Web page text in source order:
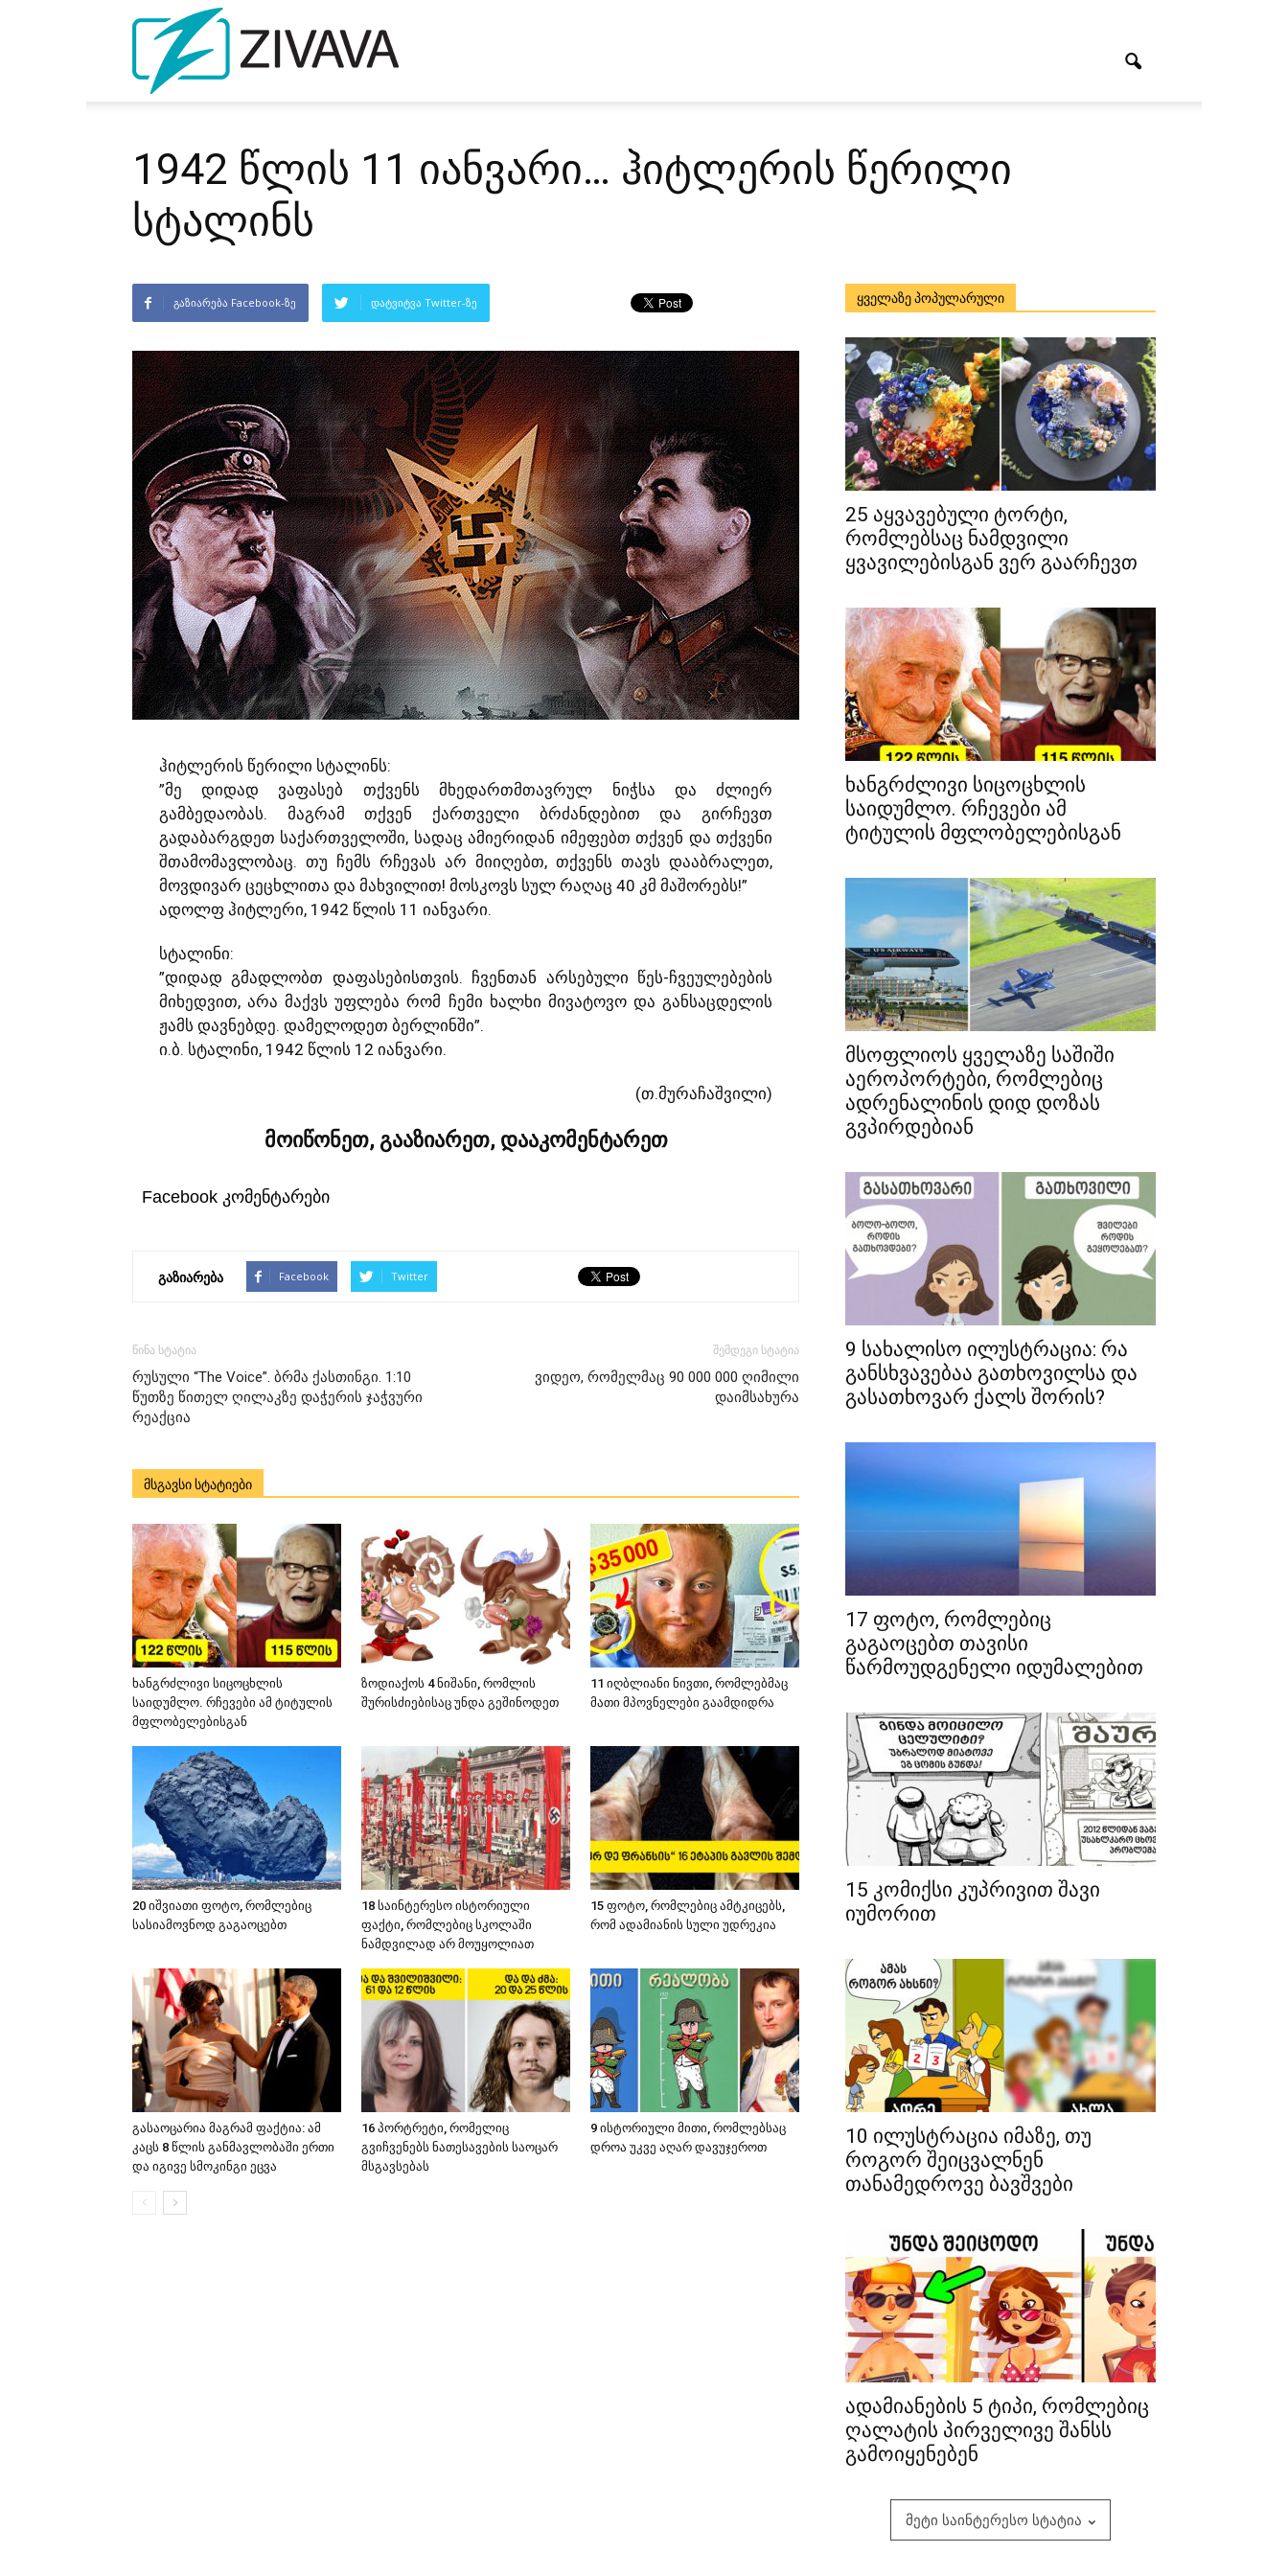
1942 წლის 11 იანვარი… ჰიტლერის წერილი
სტალინს
გაზიარება Facebook-ზე დატვიტვა Twitter-ზე
ჰიტლერის წერილი სტალინს:
”მე დიდად ვაფასებ თქვენს მხედართმთავრულ ნიჭსა და ძლიერ
გამბედაობას. მაგრამ თქვენ ქართველი ბრძანდებით და გირჩევთ
გადაბარგდეთ საქართველოში, სადაც ამიერიდან იმეფებთ თქვენ და თქვენი
შთამომავლობაც. თუ ჩემს რჩევას არ მიიღებთ, თქვენს თავს დააბრალეთ,
მოვდივარ ცეცხლითა და მახვილით! მოსკოვს სულ რაღაც 40 კმ მაშორებს!”
ადოლფ ჰიტლერი, 1942 წლის 11 იანვარი.
სტალინი:
”დიდად გმადლობთ დაფასებისთვის. ჩვენთან არსებული წეს-ჩვეულებების
მიხედვით, არა მაქვს უფლება რომ ჩემი ხალხი მივატოვო და განსაცდელის
ჟამს დავნებდე. დამელოდეთ ბერლინში”.
ი.ბ. სტალინი, 1942 წლის 12 იანვარი.
(თ.მურაჩაშვილი)
მოიწონეთ, გააზიარეთ, დააკომენტარეთ
Facebook კომენტარები
გაზიარება Facebook Twitter
წინა სტატია
რუსული “The Voice”. ბრმა ქასთინგი. 1:10
წუთზე წითელ ღილაკზე დაჭერის ჯაჭვური
რეაქცია
შემდეგი სტატია
ვიდეო, რომელმაც 90 000 000 ღიმილი
დაიმსახურა
მსგავსი სტატიები
ხანგრძლივი სიცოცხლის
საიდუმლო. რჩევები ამ ტიტულის
მფლობელებისგან
ზოდიაქოს 4 ნიშანი, რომლის
შურისძიებისაც უნდა გეშინოდეთ
11 იღბლიანი ნივთი, რომლებმაც
მათი მპოვნელები გაამდიდრა
20 იშვიათი ფოტო, რომლებიც
სასიამოვნოდ გაგაოცებთ
18 საინტერესო ისტორიული
ფაქტი, რომლებიც სკოლაში
ნამდვილად არ მოუყოლიათ
15 ფოტო, რომლებიც ამტკიცებს,
რომ ადამიანის სული უდრეკია
გასაოცარია მაგრამ ფაქტია: ამ
კაცს 8 წლის განმავლობაში ერთი
და იგივე სმოკინგი ეცვა
16 პორტრეტი, რომელიც
გვიჩვენებს ნათესავების საოცარ
მსგავსებას
9 ისტორიული მითი, რომლებსაც
დროა უკვე აღარ დავუჯეროთ
ყველაზე პოპულარული
25 აყვავებული ტორტი,
რომლებსაც ნამდვილი
ყვავილებისგან ვერ გაარჩევთ
ხანგრძლივი სიცოცხლის
საიდუმლო. რჩევები ამ
ტიტულის მფლობელებისგან
მსოფლიოს ყველაზე საშიში
აეროპორტები, რომლებიც
ადრენალინის დიდ დოზას
გვპირდებიან
9 სახალისო ილუსტრაცია: რა
განსხვავებაა გათხოვილსა და
გასათხოვარ ქალს შორის?
17 ფოტო, რომლებიც
გაგაოცებთ თავისი
წარმოუდგენელი იდუმალებით
15 კომიქსი კუპრივით შავი
იუმორით
10 ილუსტრაცია იმაზე, თუ
როგორ შეიცვალნენ
თანამედროვე ბავშვები
ადამიანების 5 ტიპი, რომლებიც
ღალატის პირველივე შანსს
გამოიყენებენ
მეტი საინტერესო სტატია